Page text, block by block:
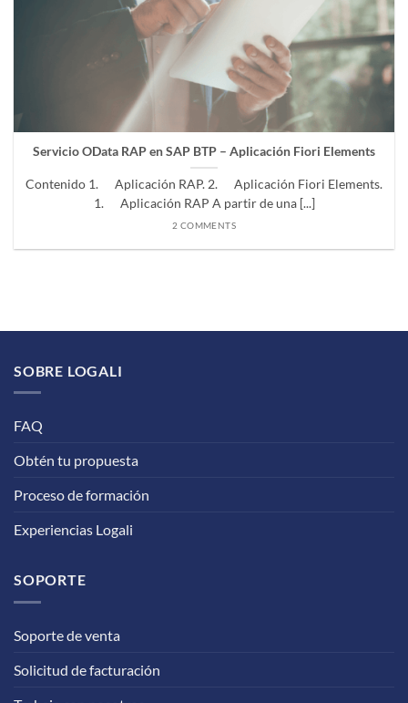
Servicio OData RAP en SAP BTP – Aplicación Fiori Elements
Contenido 1. Aplicación RAP. 2. Aplicación Fiori Elements.
1. Aplicación RAP A partir de una [...]
2 COMMENTS
SOBRE LOGALI
FAQ
Obtén tu propuesta
Proceso de formación
Experiencias Logali
SOPORTE
Soporte de venta
Solicitud de facturación